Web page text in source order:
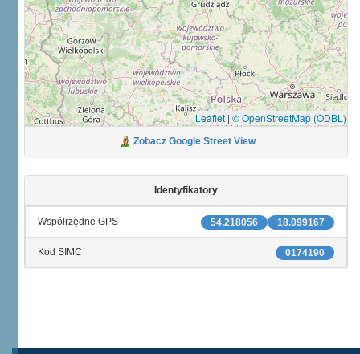
Leaflet | © OpenStreetMap (ODBL)
Zobacz Google Street View
Identyfikatory
18.099167
54.218056
Współrzędne GPS
0174190
Kod SIMC